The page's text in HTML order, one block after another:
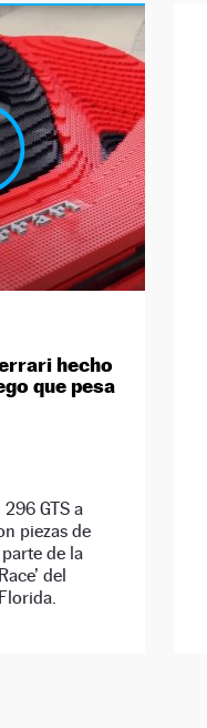
hecho
que pesa
GTS a
piezas de
de la
del